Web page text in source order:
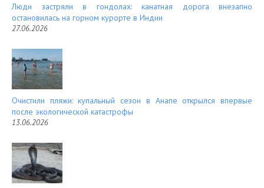
Люди застряли в гондолах: канатная дорога внезапно
остановилась на горном курорте в Индии
27.06.2026
Очистили пляжи: купальный сезон в Анапе открылся впервые
после экологической катастрофы
13.06.2026